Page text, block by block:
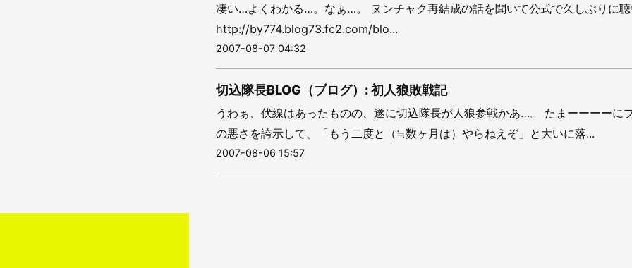
凄い…よくわかる…。なぁ…。 ヌンチャク再結成の話を聞いて公式で久しぶりに
http://by774.blog73.fc2.com/blo...
2007-08-07 04:32
切込隊長BLOG（ブログ）: 初人狼敗戦記
うわぁ、伏線はあったものの、遂に切込隊長が人狼参戦かあ…。 たまーーーーに
の悪さを誇示して、「もう二度と（≒数ヶ月は）やらねえぞ」と大いに落...
2007-08-06 15:57